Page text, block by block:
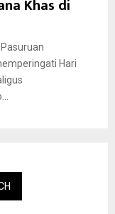
Khas di
Hari